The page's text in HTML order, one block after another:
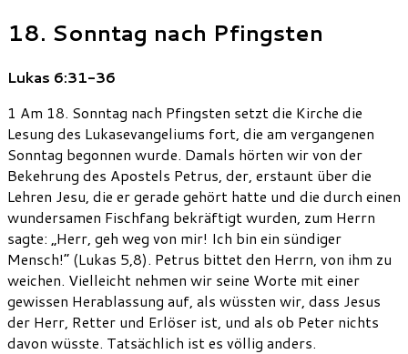
18. Sonntag nach Pfingsten
Lukas 6:31-36
1 Am 18. Sonntag nach Pfingsten setzt die Kirche die
Lesung des Lukasevangeliums fort, die am vergangenen
Sonntag begonnen wurde. Damals hörten wir von der
Bekehrung des Apostels Petrus, der, erstaunt über die
Lehren Jesu, die er gerade gehört hatte und die durch einen
wundersamen Fischfang bekräftigt wurden, zum Herrn
sagte: „Herr, geh weg von mir! Ich bin ein sündiger
Mensch!“ (Lukas 5,8). Petrus bittet den Herrn, von ihm zu
weichen. Vielleicht nehmen wir seine Worte mit einer
gewissen Herablassung auf, als wüssten wir, dass Jesus
der Herr, Retter und Erlöser ist, und als ob Peter nichts
davon wüsste. Tatsächlich ist es völlig anders.